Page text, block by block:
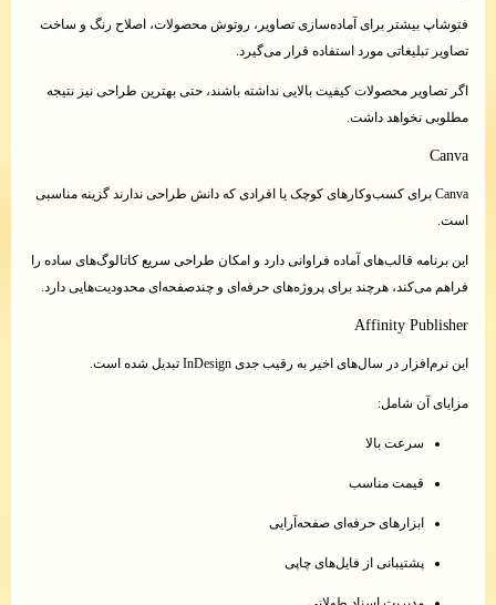
فتوشاپ بیشتر برای آماده‌سازی تصاویر، روتوش محصولات، اصلاح رنگ و ساخت
تصاویر تبلیغاتی مورد استفاده قرار می‌گیرد.
اگر تصاویر محصولات کیفیت بالایی نداشته باشند، حتی بهترین طراحی نیز نتیجه
مطلوبی نخواهد داشت.
Canva
Canva برای کسب‌وکارهای کوچک یا افرادی که دانش طراحی ندارند گزینه مناسبی
است.
این برنامه قالب‌های آماده فراوانی دارد و امکان طراحی سریع کاتالوگ‌های ساده را
فراهم می‌کند، هرچند برای پروژه‌های حرفه‌ای و چندصفحه‌ای محدودیت‌هایی دارد.
Affinity Publisher
این نرم‌افزار در سال‌های اخیر به رقیب جدی InDesign تبدیل شده است.
مزایای آن شامل:
سرعت بالا
قیمت مناسب
ابزارهای حرفه‌ای صفحه‌آرایی
پشتیبانی از فایل‌های چاپی